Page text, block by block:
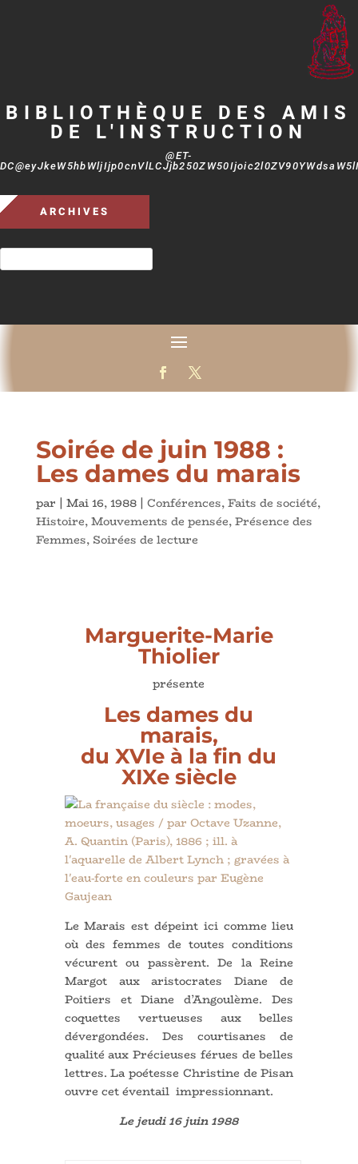
BIBLIOTHÈQUE DES AMIS
DE L'INSTRUCTION
@ET-
ARCHIVES
Soirée de juin 1988 :
Les dames du marais
par | Mai 16, 1988| Conférences,Faits de société,
Histoire,Mouvements de pensée,Présence des
Femmes, Soirées de lecture
Marguerite-Marie
Thiolier
présente
Les dames du
marais,
du XVIe à la fin du
XIXe siècle
Le Marais est dépeint ici comme lieu
où des femmes de toutes conditions
vécurent ou passèrent. De la Reine
Margot aux aristocrates Diane de
Poitiers et Diane d’Angoulème. Des
coquettes vertueuses aux belles
dévergondées. Des courtisanes de
qualité aux Précieuses férues de belles
lettres. La poétesse Christine de Pisan
ouvre cet éventail impressionnant.
Le jeudi 16 juin 1988